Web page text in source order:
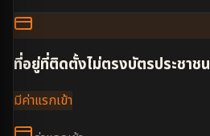
ที่อยู่ที่ติดตั้งไม่ตรงบัตรประชาชน
มีค่าแรกเข้า